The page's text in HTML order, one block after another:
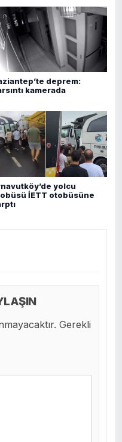
deprem:
kamerada
yolcu
İETT otobüsüne
Gerekli